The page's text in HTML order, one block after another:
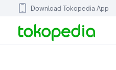
Download Tokopedia App